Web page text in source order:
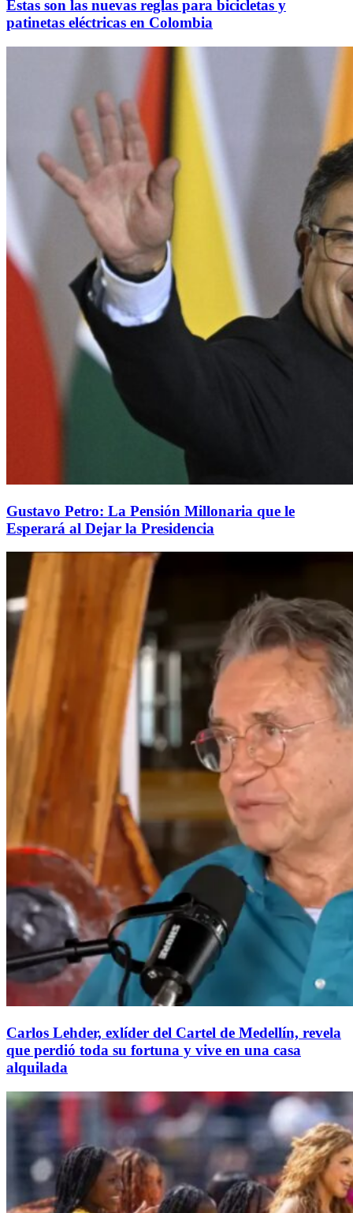
Estas son las nuevas reglas para bicicletas y
patinetas eléctricas en Colombia
Gustavo Petro: La Pensión Millonaria que le
Esperará al Dejar la Presidencia
Carlos Lehder, exlíder del Cartel de Medellín, revela
que perdió toda su fortuna y vive en una casa
alquilada